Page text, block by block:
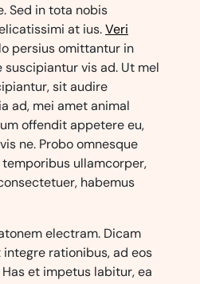
Sed in tota nobis
at ius.Veri
persius omittantur in
vis ad. Ut mel
sit audire
ad, mei amet animal
offendit appetere eu,
ne. Probo omnesque
temporibus ullamcorper,
habemus
electram. Dicam
rationibus, ad eos
et impetus labitur, ea